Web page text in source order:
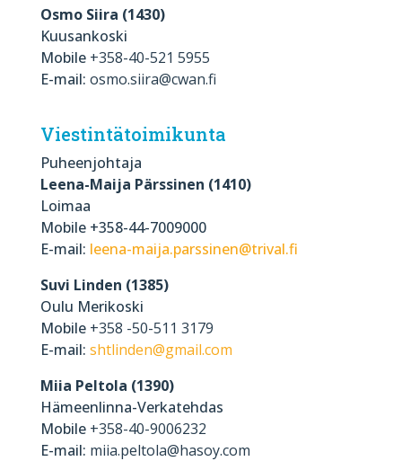
Osmo Siira (1430)
Kuusankoski
Mobile +358-40-521 5955
E-mail: osmo.siira@cwan.fi
Viestintätoimikunta
Puheenjohtaja
Leena-Maija Pärssinen (1410)
Loimaa
Mobile +358-44-7009000
E-mail: leena-maija.parssinen@trival.fi
Suvi Linden (1385)
Oulu Merikoski
Mobile +358 -50-511 3179
E-mail: shtlinden@gmail.com
Miia Peltola (1390)
Hämeenlinna-Verkatehdas
Mobile +358-40-9006232
E-mail: miia.peltola@hasoy.com